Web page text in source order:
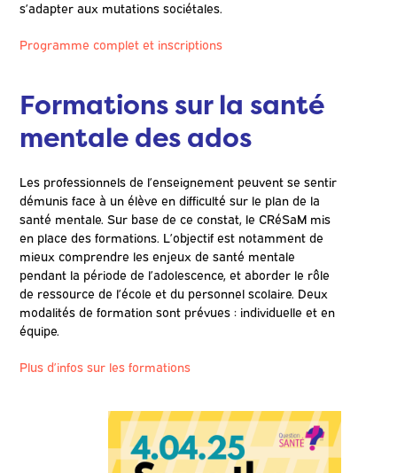
s’adapter aux mutations sociétales.
Programme complet et inscriptions
Formations sur la santé
mentale des ados
Les professionnels de l’enseignement peuvent se sentir
démunis face à un élève en difficulté sur le plan de la
santé mentale. Sur base de ce constat, le CRéSaM mis
en place des formations. L’objectif est notamment de
mieux comprendre les enjeux de santé mentale
pendant la période de l’adolescence, et aborder le rôle
de ressource de l’école et du personnel scolaire. Deux
modalités de formation sont prévues : individuelle et en
équipe.
Plus d’infos sur les formations